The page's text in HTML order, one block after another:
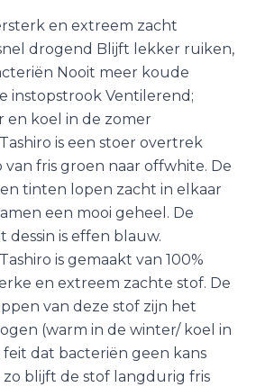
en extreem zacht
drogend Blijft lekker ruiken,
Nooit meer koude
instopstrook Ventilerend;
en koel in de zomer
is een stoer overtrek
fris groen naar offwhite. De
tinten lopen zacht in elkaar
een mooi geheel. De
dessin is effen blauw.
is gemaakt van 100%
en extreem zachte stof. De
van deze stof zijn het
(warm in de winter/ koel in
dat bacteriën geen kans
zo blijft de stof langdurig fris